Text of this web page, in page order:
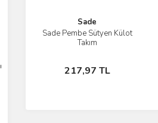
Sade
Sade Pembe Sütyen Külot
Takım
217,97 TL
İncele
Sepete Ekle